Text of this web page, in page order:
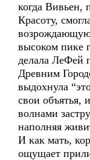
когда Вивьен,
Красоту,
высоком пике
делала ЛеФей
Древним
выдохнула
свои объятья,
волнами
наполняя
И как мать,
ощущает